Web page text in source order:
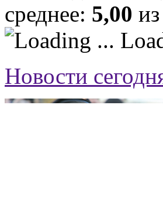
среднее: 5,00
Новости